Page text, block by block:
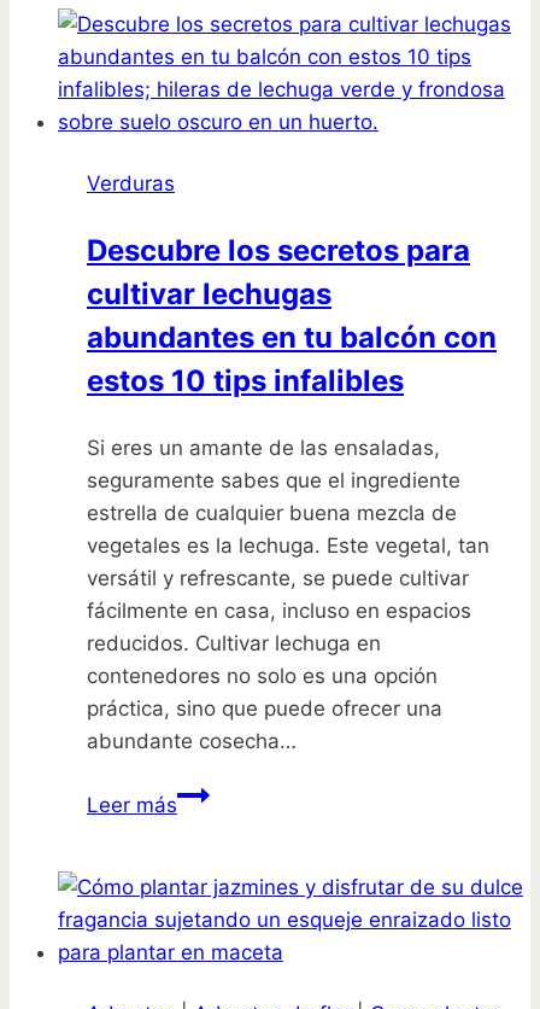
Verduras
Descubre los secretos para
cultivar lechugas
abundantes en tu balcón con
estos 10 tips infalibles
Si eres un amante de las ensaladas,
seguramente sabes que el ingrediente
estrella de cualquier buena mezcla de
vegetales es la lechuga. Este vegetal, tan
versátil y refrescante, se puede cultivar
fácilmente en casa, incluso en espacios
reducidos. Cultivar lechuga en
contenedores no solo es una opción
práctica, sino que puede ofrecer una
abundante cosecha…
Leer másDescubre
para
cultivar
lechugas